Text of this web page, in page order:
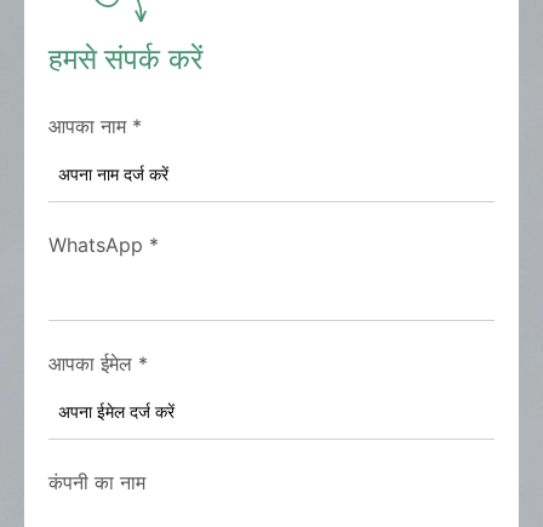
हमसे संपर्क करें
आपका नाम *
WhatsApp *
आपका ईमेल *
कंपनी का नाम